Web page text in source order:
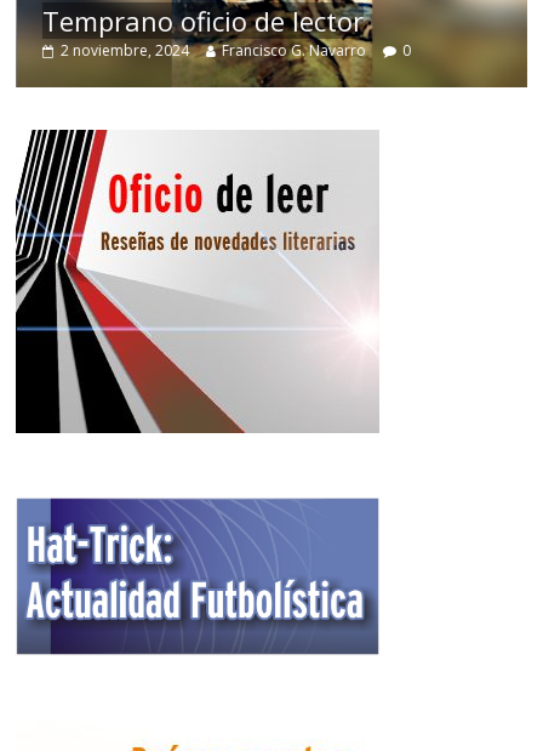
Temprano oficio de lector
2 noviembre, 2024 Francisco G. Navarro 0